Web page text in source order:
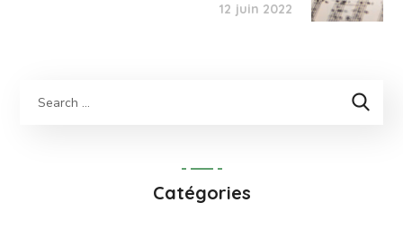
12 juin 2022
Catégories